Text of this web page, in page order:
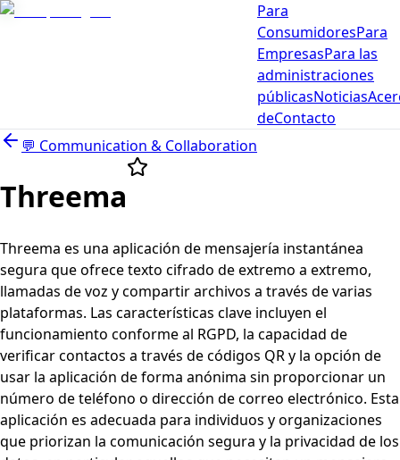
Para
ConsumidoresPara
EmpresasPara las
administraciones
públicasNoticias
deContacto
💬 Communication & Collaboration
Threema
Threema es una aplicación de mensajería instantánea
segura que ofrece texto cifrado de extremo a extremo,
llamadas de voz y compartir archivos a través de varias
plataformas. Las características clave incluyen el
funcionamiento conforme al RGPD, la capacidad de
verificar contactos a través de códigos QR y la opción de
usar la aplicación de forma anónima sin proporcionar un
número de teléfono o dirección de correo electrónico. Esta
aplicación es adecuada para individuos y organizaciones
que priorizan la comunicación segura y la privacidad de los